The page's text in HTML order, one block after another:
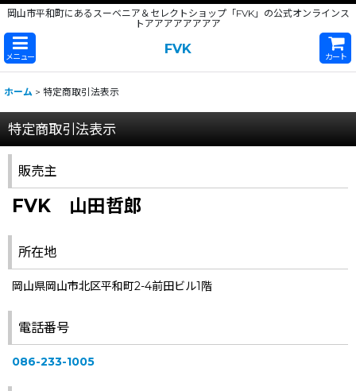
岡山市平和町にあるスーベニア＆セレクトショップ「FVK」の公式オンラインス
トアアアアアアアア
メニュー
FVK
カート
ホーム > 特定商取引法表示
特定商取引法表示
販売主
FVK 山田哲郎
所在地
岡山県岡山市北区平和町2-4前田ビル1階
電話番号
086-233-1005